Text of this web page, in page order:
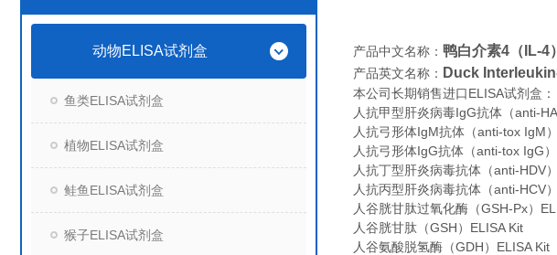
动物ELISA试剂盒
鱼类ELISA试剂盒
植物ELISA试剂盒
鲑鱼ELISA试剂盒
猴子ELISA试剂盒
产品中文名称： 鸭白介素4（IL-4
产品英文名称： Duck
本公司长期销售进口ELISA试剂盒：
人抗甲型肝炎病毒IgG抗体（anti-
人抗弓形体IgM抗体（anti-tox IgM
人抗弓形体IgG抗体（anti-tox IgG
人抗丁型肝炎病毒抗体（anti-HDV
人抗丙型肝炎病毒抗体（anti-HCV
人谷胱甘肽过氧化酶（GSH-Px）
人谷胱甘肽（GSH）ELISA Kit
人谷氨酸脱氢酶（GDH）ELISA Kit